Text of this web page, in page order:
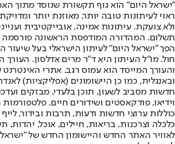
"ישראל היום" הוא גוף תקשורת שנוסד מתוך
ראוי לעיתונות טובה יותר, מאוזנת יותר
ולא צועקת. עיתונות אמינה, אובייקטיבית
הפך "ישראל היום" לעיתון הישראלי בעל שיעור
חול. מו"ל העיתון היא ד"ר מרים אדלסון. העורך
והעורך המייסד הוא עמוס רגב. אתרי
חדשות מסביב לשעון, תוכן בלעדי, מבזקים
וידיאו, פודקאסטים ושידורים חיים.
כוללות ערוצי חדשות ודעות, תרבות ובידור,
לאוויר האתר החדש והיישומון החדש של